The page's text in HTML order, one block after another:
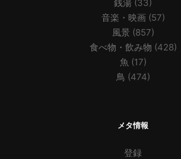
銭湯 (33)
音楽・映画 (57)
風景(857)
食べ物・飲み物 (428)
魚 (17)
鳥 (474)
メタ情報
登録